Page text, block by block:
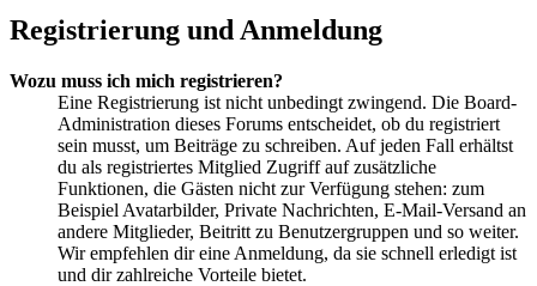
Registrierung und Anmeldung
Wozu muss ich mich registrieren?
Eine Registrierung ist nicht unbedingt zwingend. Die Board-
Administration dieses Forums entscheidet, ob du registriert
sein musst, um Beiträge zu schreiben. Auf jeden Fall erhältst
du als registriertes Mitglied Zugriff auf zusätzliche
Funktionen, die Gästen nicht zur Verfügung stehen: zum
Beispiel Avatarbilder, Private Nachrichten, E-Mail-Versand an
andere Mitglieder, Beitritt zu Benutzergruppen und so weiter.
Wir empfehlen dir eine Anmeldung, da sie schnell erledigt ist
und dir zahlreiche Vorteile bietet.